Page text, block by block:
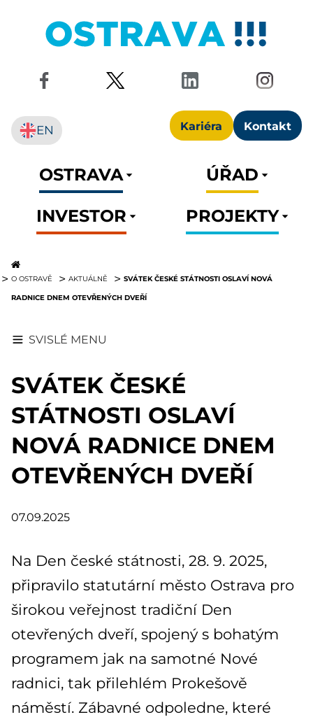
Kariéra Kontakt
EN
OSTRAVA
ÚŘAD
INVESTOR
PROJEKTY
O OSTRAVĚ AKTUÁLNĚ
SVÁTEK ČESKÉ STÁTNOSTI OSLAVÍ NOVÁ
RADNICE DNEM OTEVŘENÝCH DVEŘÍ
SVISLÉ MENU
SVÁTEK ČESKÉ
STÁTNOSTI OSLAVÍ
NOVÁ RADNICE DNEM
OTEVŘENÝCH DVEŘÍ
07.09.2025
Na Den české státnosti, 28. 9. 2025,
připravilo statutární město Ostrava pro
širokou veřejnost tradiční Den
otevřených dveří, spojený s bohatým
programem jak na samotné Nové
radnici, tak přilehlém Prokešově
náměstí. Zábavné odpoledne, které